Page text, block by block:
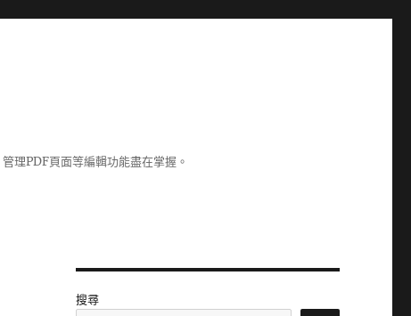
理PDF頁面等編輯功能盡在掌握。
搜尋